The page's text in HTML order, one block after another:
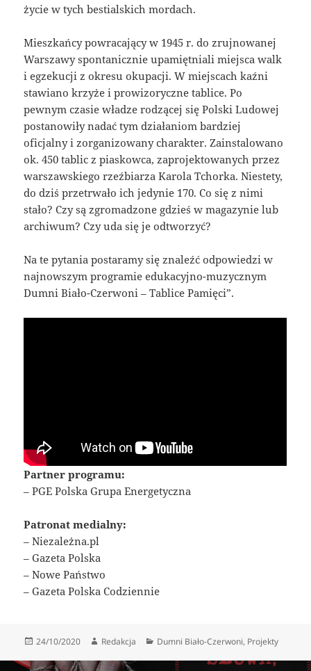
życie w tych bestialskich mordach.
Mieszkańcy powracający w 1945 r. do zrujnowanej
Warszawy spontanicznie upamiętniali miejsca walk
i egzekucji z okresu okupacji. W miejscach kaźni
stawiano krzyże i prowizoryczne tablice. Po
pewnym czasie władze rodzącej się Polski Ludowej
postanowiły nadać tym działaniom bardziej
oficjalny i zorganizowany charakter. Zainstalowano
ok. 450 tablic z piaskowca, zaprojektowanych przez
warszawskiego rzeźbiarza Karola Tchorka. Niestety,
do dziś przetrwało ich jedynie 170. Co się z nimi
stało? Czy są zgromadzone gdzieś w magazynie lub
archiwum? Czy uda się je odtworzyć?
Na te pytania postaramy się znaleźć odpowiedzi w
najnowszym programie edukacyjno-muzycznym
Dumni Biało-Czerwoni – Tablice Pamięci”.
Partner programu:
– PGE Polska Grupa Energetyczna
Patronat medialny:
– Niezależna.pl
– Gazeta Polska
– Nowe Państwo
– Gazeta Polska Codziennie
Data
24/10/2020 Autor
Redakcja Kategorie
Dumni Biało-Czerwoni, Projekty